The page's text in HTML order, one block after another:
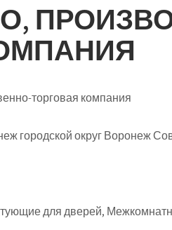
торговая компания
городской округ Воронеж
для дверей,